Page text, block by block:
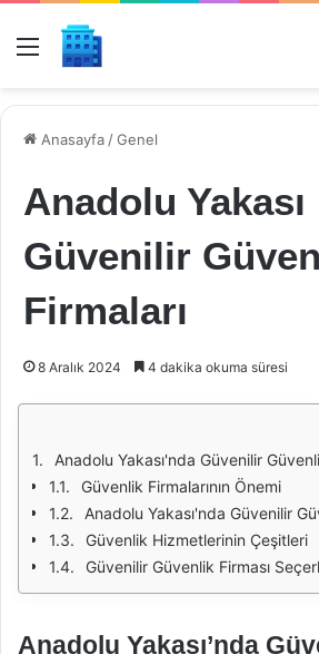
Menü
Anasayfa /Genel
Anadolu Yakası
Güvenilir
Firmaları
8 Aralık 2024 4 dakika okuma süresi
Anadolu Yakası'nda Güvenilir
Güvenlik Firmalarının Önemi
Anadolu Yakası'nda Güvenilir
Güvenlik Hizmetlerinin Çeşitleri
Güvenilir Güvenlik Firması Seçerken
Anadolu Yakası’nda